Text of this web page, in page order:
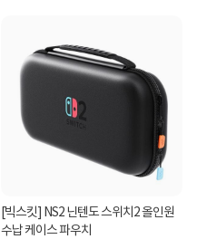
[빅스킷] NS2 닌텐도 스위치2 올인원
수납 케이스 파우치